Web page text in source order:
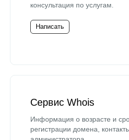
консультация по услугам.
Написать
Сервис Whois
Информация о возрасте и
регистрации домена,